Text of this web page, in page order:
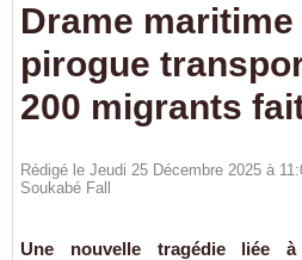
Drame
pirogue
200 migrants
Rédigé le Jeudi 25 Décembre 2025 à
Soukabé Fall
Une nouvelle tragédie liée à